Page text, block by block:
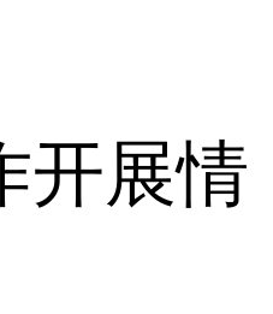
开展情